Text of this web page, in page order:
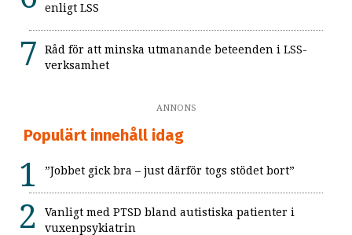
enligt LSS
Råd för att minska utmanande beteenden i LSS-
verksamhet
ANNONS
Populärt innehåll idag
”Jobbet gick bra – just därför togs stödet bort”
Vanligt med PTSD bland autistiska patienter i
vuxenpsykiatrin